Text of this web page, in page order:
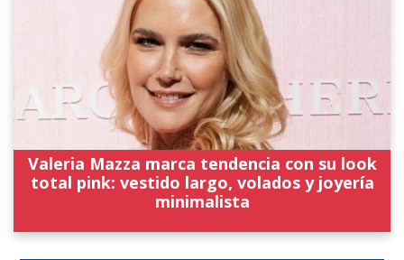
Valeria Mazza marca tendencia con su look
total pink: vestido largo, volados y joyería
minimalista